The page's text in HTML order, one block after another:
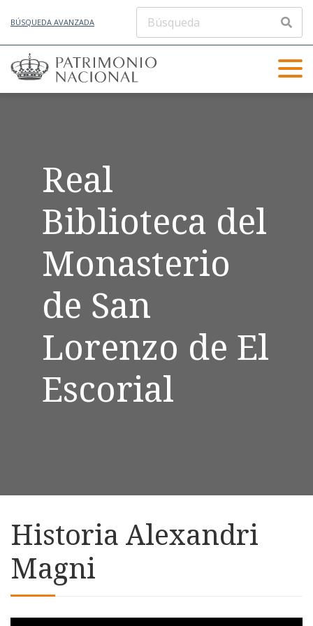
BÚSQUEDA AVANZADA
Real
Biblioteca del
Monasterio
de San
Lorenzo de El
Escorial
Historia Alexandri
Magni